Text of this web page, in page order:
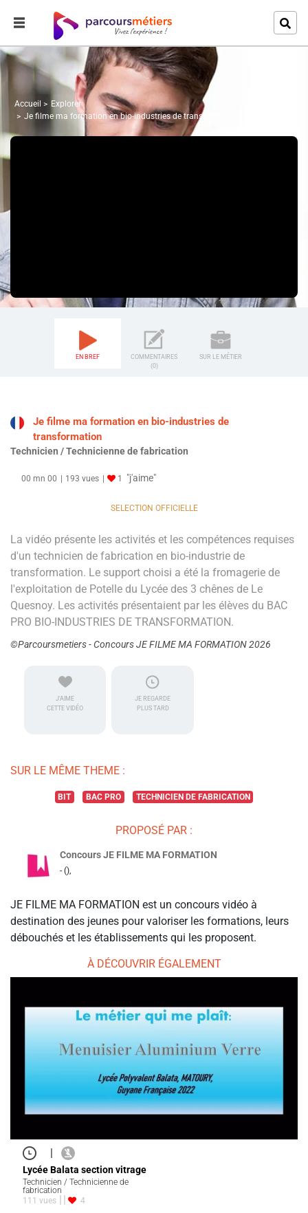
Accueil
Explorer
Je filme ma formation en bio-industries de transformation
EN BREF
COMMENTAIRES
(0)
SUR LE MÉTIER
Je filme ma formation en bio-industries de
transformation
Technicien / Technicienne de fabrication
00 mn 00 193 vues 1 "j'aime"
SELECTION OFFICIELLE
La vidéo présente les activités et les compétences requises
d'un technicien de fabrication en bio-industrie de
transformation. Le support choisi a été la fromagerie de
l'exploitation de Potelle du Lycée des 3 chênes de Le
Quesnoy. Les activités présentaient par les élèves du BAC
PRO BIO-INDUSTRIES DE TRANSFORMATION.
©Parcoursmetiers - Concours JE FILME MA FORMATION 2026
J'AIME
CETTE VIDÉO
JE REGARDE
PLUS TARD
SUR LE MÊME THEME :
BIT BAC PRO TECHNICIEN DE FABRICATION
PROPOSÉ PAR :
Concours JE FILME MA FORMATION
- (),
JE FILME MA FORMATION est un concours vidéo à
destination des jeunes pour valoriser les formations, leurs
débouchés et les établissements qui les proposent.
À DÉCOUVRIR ÉGALEMENT
|
Lycée Balata section vitrage
Technicien / Technicienne de
fabrication
111 vues
4